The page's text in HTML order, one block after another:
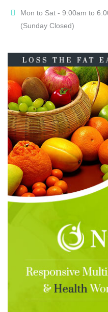
Mon to Sat - 9:00am to
(Sunday Closed)